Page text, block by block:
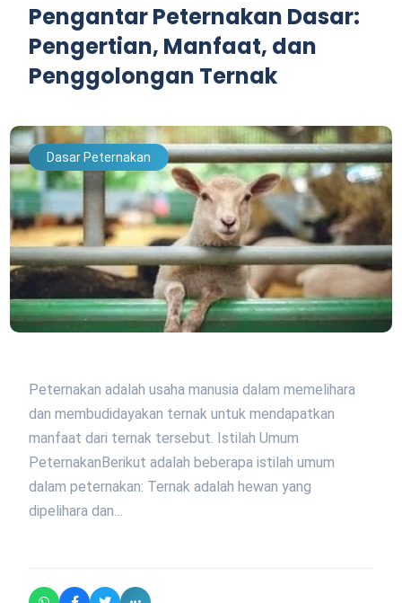
Pengantar Peternakan Dasar:
Pengertian, Manfaat, dan
Penggolongan Ternak
Dasar Peternakan
Peternakan adalah usaha manusia dalam memelihara
dan membudidayakan ternak untuk mendapatkan
manfaat dari ternak tersebut. Istilah Umum
PeternakanBerikut adalah beberapa istilah umum
dalam peternakan: Ternak adalah hewan yang
dipelihara dan…